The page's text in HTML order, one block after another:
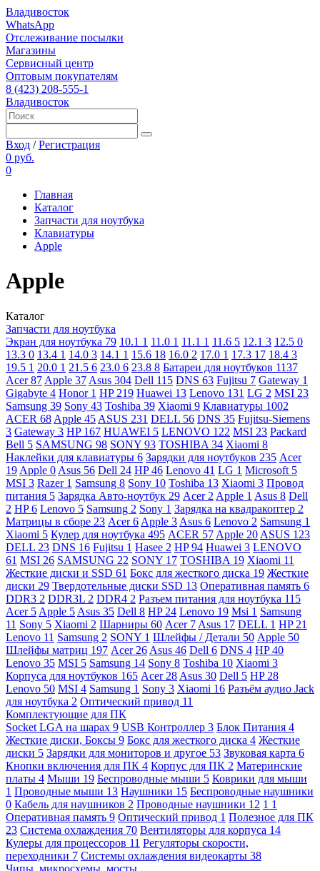
Владивосток
WhatsApp
Отслеживание посылки
Магазины
Сервисный центр
Оптовым покупателям
8 (423) 208-555-1
Владивосток
Вход /Регистрация
0 руб.
0
Главная
Каталог
Запчасти для ноутбука
Клавиатуры
Apple
Apple
Каталог
Запчасти для ноутбука
Экран для ноутбука 79 10.1 1 11.0 1 11.1 1 11.6 5 12.1 3 12.5 0
13.3 0 13.4 1 14.0 3 14.1 1 15.6 18 16.0 2 17.0 1 17.3 17 18.4 3
19.5 1 20.0 1 21.5 6 23.0 6 23.8 8 Батареи для ноутбуков 1137
Acer87 Apple 37 Asus 304 Dell 115 DNS 63 Fujitsu 7 Gateway 1
Gigabyte 4 Honor 1 HP 219 Huawei 13 Lenovo 131 LG 2 MSI 23
Samsung 39 Sony 43 Toshiba 39 Xiaomi 9 Клавиатуры 1002
ACER 68 Apple 45 ASUS 231 DELL 56 DNS 35 Fujitsu-Siemens
3 Gateway 3 HP 167 HUAWEI 5 LENOVO 122 MSI 23 Packard
Bell 5 SAMSUNG 98 SONY 93 TOSHIBA 34 Xiaomi 8
Наклейки для клавиатуры 6 Зарядки для ноутбуков 235 Acer
19 Apple 0 Asus 56 Dell 24 HP46 Lenovo 41 LG 1 Microsoft 5
MSI 3 Razer 1 Samsung 8 Sony 10 Toshiba 13 Xiaomi 3 Провод
питания 5 Зарядка Авто-ноутбук 29 Acer 2 Apple 1 Asus 8 Dell
2 HP6 Lenovo 5 Samsung 2 Sony 1 Зарядка на квадракоптер 2
Матрицы в сборе 23 Acer6 Apple 3 Asus 6 Lenovo 2 Samsung 1
Xiaomi 5 Кулер для ноутбука 495 ACER 57 Apple 20 ASUS 123
DELL 23 DNS 16 Fujitsu 1 Hasee 2 HP94 Huawei 3 LENOVO
61 MSI 26 SAMSUNG 22 SONY 17 TOSHIBA 19 Xiaomi 11
Жесткие диски и SSD 61 Бокс для жесткого диска 19 Жесткие
диски 29 Твердотельные диски SSD 13 Оперативная память 6
DDR3 2 DDR3L 2 DDR4 2 Разъем питания для ноутбука 115
Acer 5 Apple 5 Asus 35 Dell 8 HP 24 Lenovo 19 Msi 1 Samsung
11 Sony 5 Xiaomi 2 Шарниры 60 Acer 7 Asus 17 DELL 1 HP 21
Lenovo 11 Samsung 2 SONY 1 Шлейфы / Детали 50 Apple 50
Шлейфы матриц 197 Acer 26 Asus 46 Dell 6 DNS 4 HP40
Lenovo 35 MSI 5 Samsung 14 Sony 8 Toshiba 10 Xiaomi 3
Корпуса для ноутбуков 165 Acer 28 Asus 30 Dell 5 HP 28
Lenovo 50 MSI 4 Samsung 1 Sony 3 Xiaomi 16 Разъём аудио Jack
для ноутбука 2 Оптический привод 11
Комплектующие для ПК
Socket LGA на шарах 9 USB Контроллер 3 Блок Питания 4
Жесткие диски, Боксы 9 Бокс для жесткого диска 4 Жесткие
диски 5 Зарядки для мониторов и другое 53 Звуковая карта 6
Кнопки включения для ПК 4 Корпус для ПК 2 Материнские
платы 4 Мыши 19 Беспроводные мыши 5 Коврики для мыши
1 Проводные мыши 13 Наушники 15 Беспроводные наушники
0 Кабель для наушников 2 Проводные наушники 12 1 1
Оперативная память 9 Оптический привод 1 Полезное для ПК
23 Система охлаждения 70 Вентиляторы для корпуса 14
Кулеры для процессоров 11 Регуляторы скорости,
переходники 7 Системы охлаждения видеокарты 38
Чипы, микросхемы, мосты